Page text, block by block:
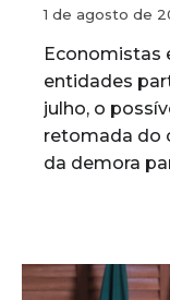
1 de agosto de
Economistas
entidades
julho, o
retomada do
da demora